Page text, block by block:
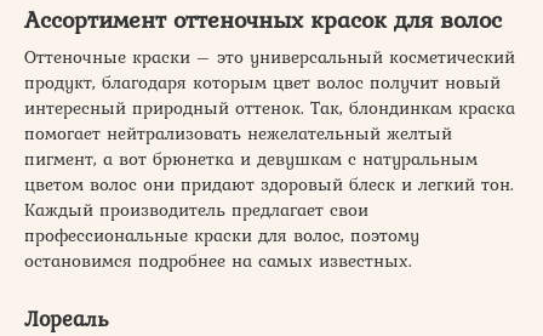
Ассортимент оттеночных красок для волос
Оттеночные краски – это универсальный косметический
продукт, благодаря которым цвет волос получит новый
интересный природный оттенок. Так, блондинкам краска
помогает нейтрализовать нежелательный желтый
пигмент, а вот брюнетка и девушкам с натуральным
цветом волос они придают здоровый блеск и легкий тон.
Каждый производитель предлагает свои
профессиональные краски для волос, поэтому
остановимся подробнее на самых известных.
Лореаль